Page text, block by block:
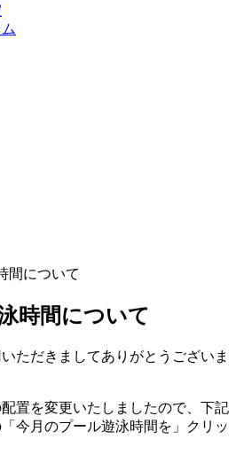
間について
時間について
ただきましてありがとうございま
置を変更いたしましたので、下記
今月のプール遊泳時間を」クリッ